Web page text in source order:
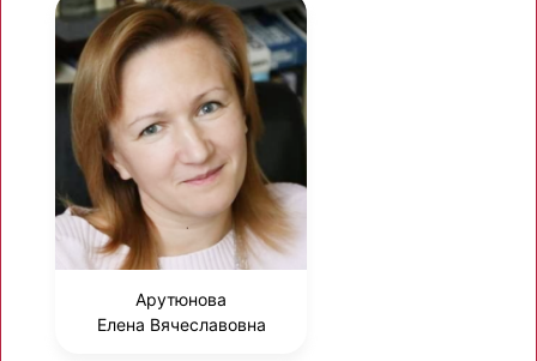
Арутюнова
Елена Вячеславовна